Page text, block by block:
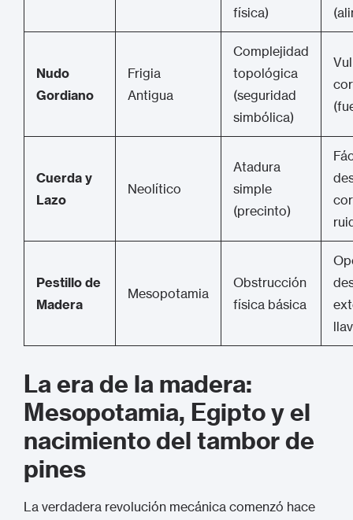
física)
Nudo
Gordiano
Frigia
Antigua
Complejidad
topológica
(seguridad
simbólica)
Cuerda y
Lazo
Neolítico
Atadura
simple
(precinto)
Pestillo de
Madera
Mesopotamia
Obstrucción
física básica
La era de la madera:
Mesopotamia, Egipto y el
nacimiento del tambor de
pines
La verdadera revolución mecánica comenzó hace